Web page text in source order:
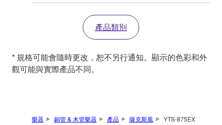
產品類別
* 規格可能會隨時更改，恕不另行通知。顯示的色彩和外
觀可能與實際產品不同。
樂器 銅管 & 木管樂器 產品 薩克斯風 YTS-875EX